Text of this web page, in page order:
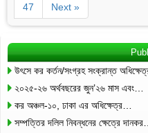
47 Next »
উৎসে কর কর্তন/সংগ্রহ সংক্রান্ত
২০২৫-২৬ অর্থবছরের জুন’২৬ মাস এবং…
কর অঞ্চল-১০, ঢাকা এর অধিক্ষেত্র…
সম্পত্তির দলিল নিবন্ধনের ক্ষেত্রে দানকর…